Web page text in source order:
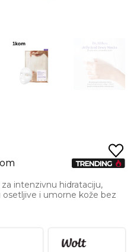
intenzivnu hidrataciju,
osetljive i umorne kože bez